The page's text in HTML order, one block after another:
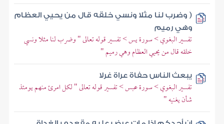
( وضرب لنا مثلا ونسي خلقه قال من يحيي العظام
وهي رميم
تفسير البغوي > سورة يس > تفسير قوله تعالى " وضرب لنا مثلا ونسي
خلقه قال من يحيي العظام وهي رميم "
يبعث الناس حفاة عراة غرلا
تفسير البغوي > سورة عبس > تفسير قوله تعالى " لكل امرئ منهم يومئذ
شأن يغنيه "